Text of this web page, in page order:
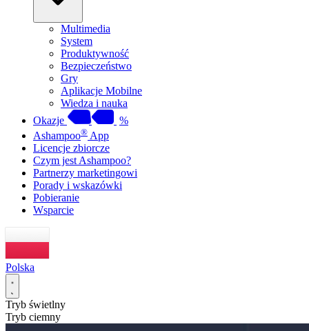
Multimedia
System
Produktywność
Bezpieczeństwo
Gry
Aplikacje Mobilne
Wiedza i nauka
Okazje
%
Ashampoo® App
Licencje zbiorcze
Czym jest Ashampoo?
Partnerzy marketingowi
Porady i wskazówki
Pobieranie
Wsparcie
Polska
Tryb świetlny
Tryb ciemny